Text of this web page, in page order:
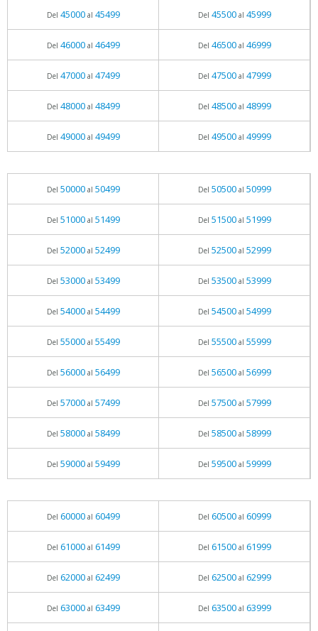
Del 45000al 45499 Del 45500al 45999
Del 46000al 46499 Del 46500al 46999
Del 47000al 47499 Del 47500al 47999
Del 48000al 48499 Del 48500al 48999
Del 49000al 49499 Del 49500al 49999
Del 50000al 50499 Del 50500al 50999
Del 51000al 51499 Del 51500al 51999
Del 52000al 52499 Del 52500al 52999
Del 53000al 53499 Del 53500al 53999
Del 54000al 54499 Del 54500al 54999
Del 55000al 55499 Del 55500al 55999
Del 56000al 56499 Del 56500al 56999
Del 57000al 57499 Del 57500al 57999
Del 58000al 58499 Del 58500al 58999
Del 59000al 59499 Del 59500al 59999
Del 60000al 60499 Del 60500al 60999
Del 61000al 61499 Del 61500al 61999
Del 62000al 62499 Del 62500al 62999
Del 63000al 63499 Del 63500al 63999